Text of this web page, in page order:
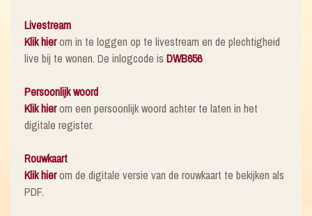
Livestream
Klik hierom in te loggen op te livestream en de plechtigheid
live bij te wonen. De inlogcode is DWB656
Persoonlijk woord
Klik hierom een persoonlijk woord achter te laten in het
digitale register.
Rouwkaart
Klik hierom de digitale versie van de rouwkaart te bekijken als
PDF.